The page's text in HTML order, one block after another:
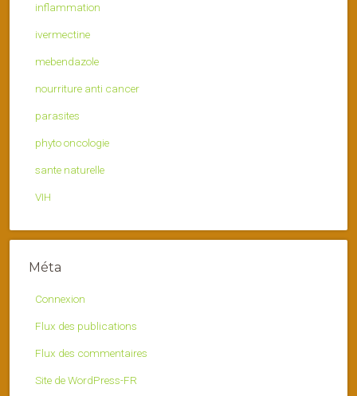
inflammation
ivermectine
mebendazole
nourriture anti cancer
parasites
phyto oncologie
sante naturelle
VIH
Méta
Connexion
Flux des publications
Flux des commentaires
Site de WordPress-FR